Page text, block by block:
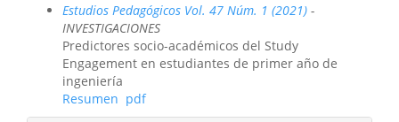
Estudios Pedagógicos Vol. 47 Núm. 1 (2021) -
INVESTIGACIONES
Predictores socio-académicos del Study
Engagement en estudiantes de primer año de
ingeniería
Resumen pdf